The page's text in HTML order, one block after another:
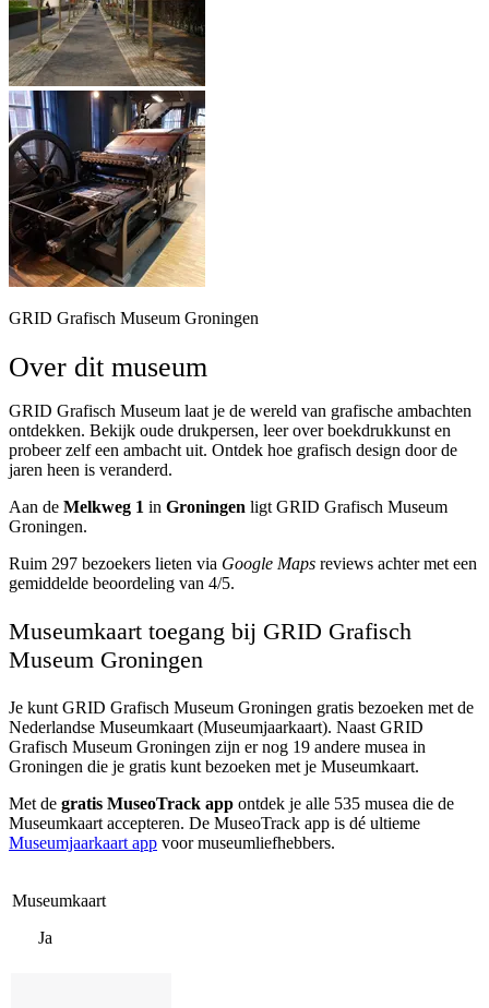
GRID Grafisch Museum Groningen
Over dit museum
GRID Grafisch Museum laat je de wereld van grafische ambachten
ontdekken. Bekijk oude drukpersen, leer over boekdrukkunst en
probeer zelf een ambacht uit. Ontdek hoe grafisch design door de
jaren heen is veranderd.
Aan de Melkweg 1 in Groningen ligt GRID Grafisch Museum
Groningen.
Ruim 297 bezoekers lieten via Google Maps reviews achter met een
gemiddelde beoordeling van 4/5.
Museumkaart toegang bij GRID Grafisch
Museum Groningen
Je kunt GRID Grafisch Museum Groningen gratis bezoeken met de
Nederlandse Museumkaart (Museumjaarkaart). Naast GRID
Grafisch Museum Groningen zijn er nog 19 andere musea in
Groningen die je gratis kunt bezoeken met je Museumkaart.
Met de gratis MuseoTrack app ontdek je alle 535 musea die de
Museumkaart accepteren. De MuseoTrack app is dé ultieme
Museumjaarkaart app voor museumliefhebbers.
Museumkaart
Ja